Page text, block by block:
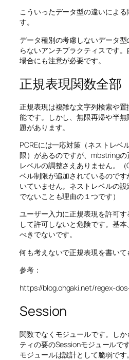
こういったデータ型の違いによる
す。
データ種別の考慮しないデータ
らないアンチプラクティスです
場合にも注意が必要です。
正規表現関数全部
正規表現は複雑な文字列検索や
能です。しかし、無限再帰や半
題があります。
PCREには一応対策（ネストレベ
限）があるのですが、mbstringの
レベルの調整さえありません。
ベル制限が追加されているので
いていません。ネストレベルの
でないことも理由の１つです）
ユーザー入力に正規表現を許可
して許可しないと危険です。基
べきでないです。
何も考えないで正規表現を書いて
参考：
https://blog.ohgaki.net/regex-
Session
関数でなくモジュールです。しか
ティの要のSessionモジュールで
モジュールは設計として脆弱です。